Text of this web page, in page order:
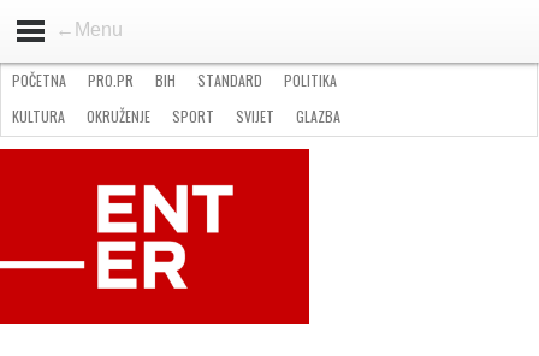
←Menu
STANDARD
GOSPODARSTVO
OKRUŽENJE
POČETNA PRO.PR BIH STANDARD
POLITIKA
KULTURA
OKRUŽENJE SPORT SVIJET
GLAZBA
NATJEČAJI
FILMING LOCATION IN BH KONTAKT